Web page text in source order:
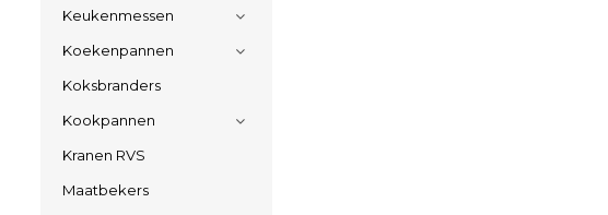
Keukenmessen
Koekenpannen
Koksbranders
Kookpannen
Kranen RVS
Maatbekers